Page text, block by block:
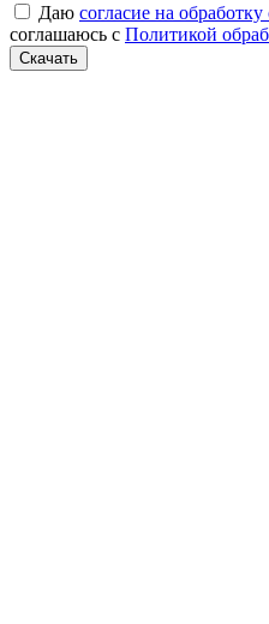
Даю согласие на
соглашаюсь с Политикой
Скачать